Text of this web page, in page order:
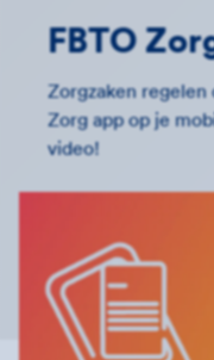
FBTO
Zorgzaken
Zorg app op je
video!